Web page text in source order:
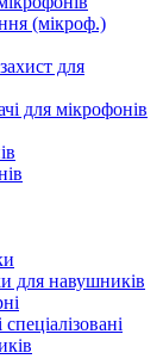
(мікроф.)
для
для мікрофонів
для навушників